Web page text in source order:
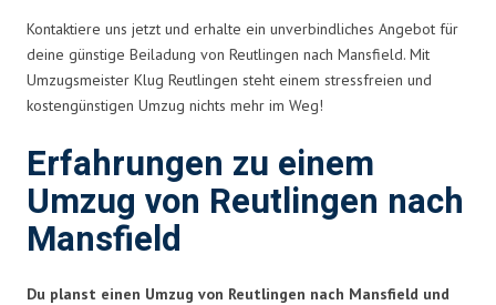
Kontaktiere uns jetzt und erhalte ein unverbindliches Angebot für
deine günstige Beiladung von Reutlingen nach Mansfield. Mit
Umzugsmeister Klug Reutlingen steht einem stressfreien und
kostengünstigen Umzug nichts mehr im Weg!
Erfahrungen zu einem
Umzug von Reutlingen nach
Mansfield
Du planst einen Umzug von Reutlingen nach Mansfield und